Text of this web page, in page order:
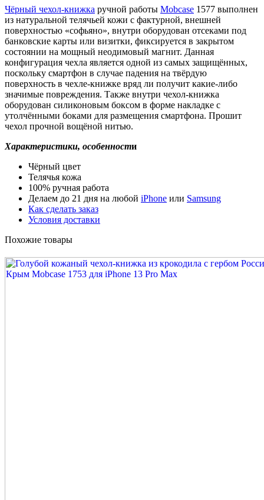
Чёрный чехол-книжка ручной работы Mobcase 1577 выполнен
из натуральной телячьей кожи с фактурной, внешней
поверхностью «софьяно», внутри оборудован отсеками под
банковские карты или визитки, фиксируется в закрытом
состоянии на мощный неодимовый магнит. Данная
конфигурация чехла является одной из самых защищённых,
поскольку смартфон в случае падения на твёрдую
поверхность в чехле-книжке вряд ли получит какие-либо
значимые повреждения. Также внутри чехол-книжка
оборудован силиконовым боксом в форме накладке с
утолчёнными боками для размещения смартфона. Прошит
чехол прочной вощёной нитью.
Характеристики, особенности
Чёрный цвет
Телячья кожа
100% ручная работа
Делаем до 21 дня на любой iPhone или Samsung
Как сделать заказ
Условия доставки
Похожие товары